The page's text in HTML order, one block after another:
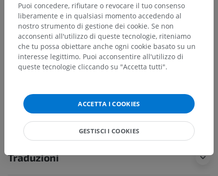
Anatomia sistemica> Apparato cardiovascolare
Vene> Vena cava superiore > Vena brachiocefalica
Vene cerebrali> Vene del tronco cerebrale>
Vene del midollo allungato> Vene midollari dorsali
Strutture sottostanti:Non sono presenti strutture
Neuroanatomia umana
Traduzioni
Puoi concedere, rifiutare o revocare il tuo consenso
liberamente e in qualsiasi momento accedendo al
nostro strumento di gestione dei cookie. Se non
acconsenti all'utilizzo di queste tecnologie, riteniamo
che tu possa obiettare anche ogni cookie basato su un
interesse legittimo. Puoi acconsentire all'utilizzo di
queste tecnologie cliccando su "Accetta tutti".
ACCETTA I COOKIES
GESTISCI I COOKIES